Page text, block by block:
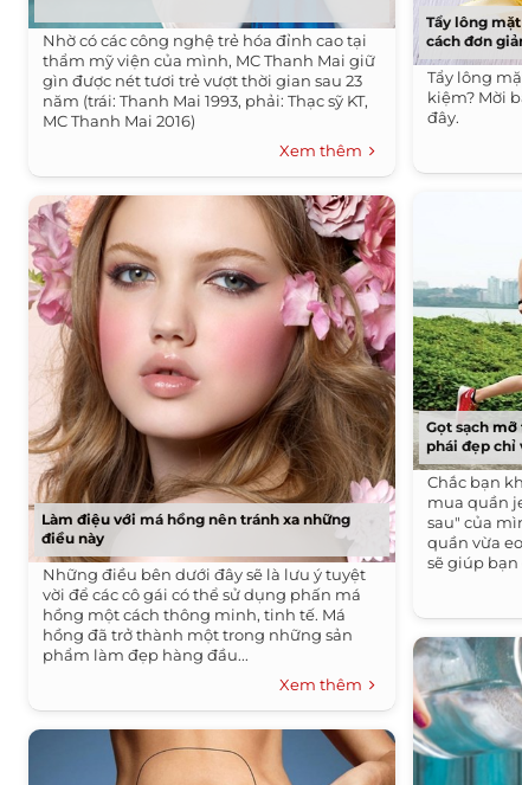
Nhờ có các công nghệ trẻ hóa đỉnh cao tại
thẩm mỹ viện của mình, MC Thanh Mai giữ
gìn được nét tươi trẻ vượt thời gian sau 23
năm (trái: Thanh Mai 1993, phải: Thạc sỹ KT,
MC Thanh Mai 2016)
Xem thêm
Làm điệu với má hồng nên tránh xa những
điều này
Những điều bên dưới đây sẽ là lưu ý tuyệt
vời để các cô gái có thể sử dụng phấn má
hồng một cách thông minh, tinh tế. Má
hồng đã trở thành một trong những sản
phẩm làm đẹp hàng đầu...
Xem thêm
Tẩy lông
cách đơn
Tẩy lông
kiệm? Mời
đây.
Gọt sạch mỡ
phái đẹp chỉ
Chắc bạn
mua quần
sau" của
quần vừa
sẽ giúp bạn